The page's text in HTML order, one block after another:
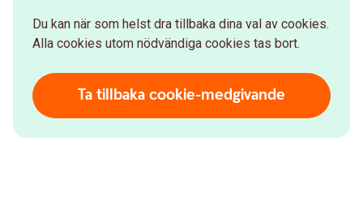
Du kan när som helst dra tillbaka dina val av cookies.
Alla cookies utom nödvändiga cookies tas bort.
Ta tillbaka cookie-medgivande